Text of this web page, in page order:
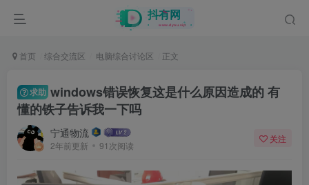
首页 综合交流区 电脑综合讨论区 正文
求助 windows错误恢复这是什么原因造成的 有
懂的铁子告诉我一下吗
宁通物流
2年前更新 91次阅读
关注